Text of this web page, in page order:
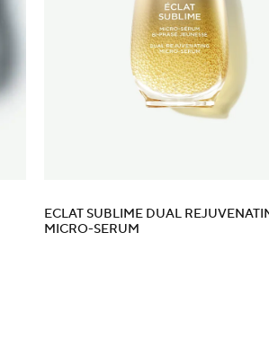
ECLAT SUBLIME DUAL
MICRO-SERUM